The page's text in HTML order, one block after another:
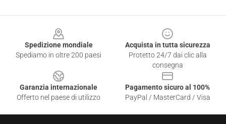
Spedizione mondiale
Spediamo in oltre 200 paesi
Acquista in tutta sicurezza
Protetto 24/7 dai clic alla
consegna
Garanzia internazionale
Offerto nel paese di utilizzo
Pagamento sicuro al 100%
PayPal / MasterCard / Visa